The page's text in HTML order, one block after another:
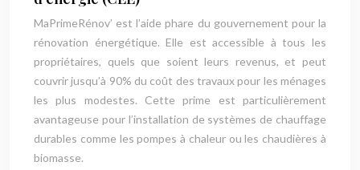
MaPrimeRénov’ est l’aide phare du gouvernement pour la
rénovation énergétique. Elle est accessible à tous les
propriétaires, quels que soient leurs revenus, et peut
couvrir jusqu’à 90% du coût des travaux pour les ménages
les plus modestes. Cette prime est particulièrement
avantageuse pour l’installation de systèmes de chauffage
durables comme les pompes à chaleur ou les chaudières à
biomasse.